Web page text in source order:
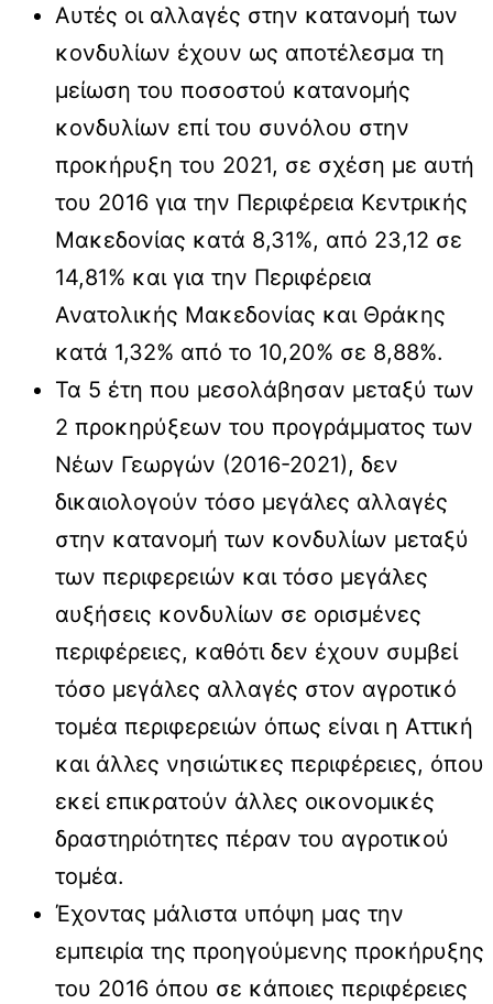
Αυτές οι αλλαγές στην κατανομή των
κονδυλίων έχουν ως αποτέλεσμα τη
μείωση του ποσοστού κατανομής
κονδυλίων επί του συνόλου στην
προκήρυξη του 2021, σε σχέση με αυτή
του 2016 για την Περιφέρεια Κεντρικής
Μακεδονίας κατά 8,31%, από 23,12 σε
14,81% και για την Περιφέρεια
Ανατολικής Μακεδονίας και Θράκης
κατά 1,32% από το 10,20% σε 8,88%.
Τα 5 έτη που μεσολάβησαν μεταξύ των
2 προκηρύξεων του προγράμματος των
Νέων Γεωργών (2016-2021), δεν
δικαιολογούν τόσο μεγάλες αλλαγές
στην κατανομή των κονδυλίων μεταξύ
των περιφερειών και τόσο μεγάλες
αυξήσεις κονδυλίων σε ορισμένες
περιφέρειες, καθότι δεν έχουν συμβεί
τόσο μεγάλες αλλαγές στον αγροτικό
τομέα περιφερειών όπως είναι η Αττική
και άλλες νησιώτικες περιφέρειες, όπου
εκεί επικρατούν άλλες οικονομικές
δραστηριότητες πέραν του αγροτικού
τομέα.
Έχοντας μάλιστα υπόψη μας την
εμπειρία της προηγούμενης προκήρυξης
του 2016 όπου σε κάποιες περιφέρειες